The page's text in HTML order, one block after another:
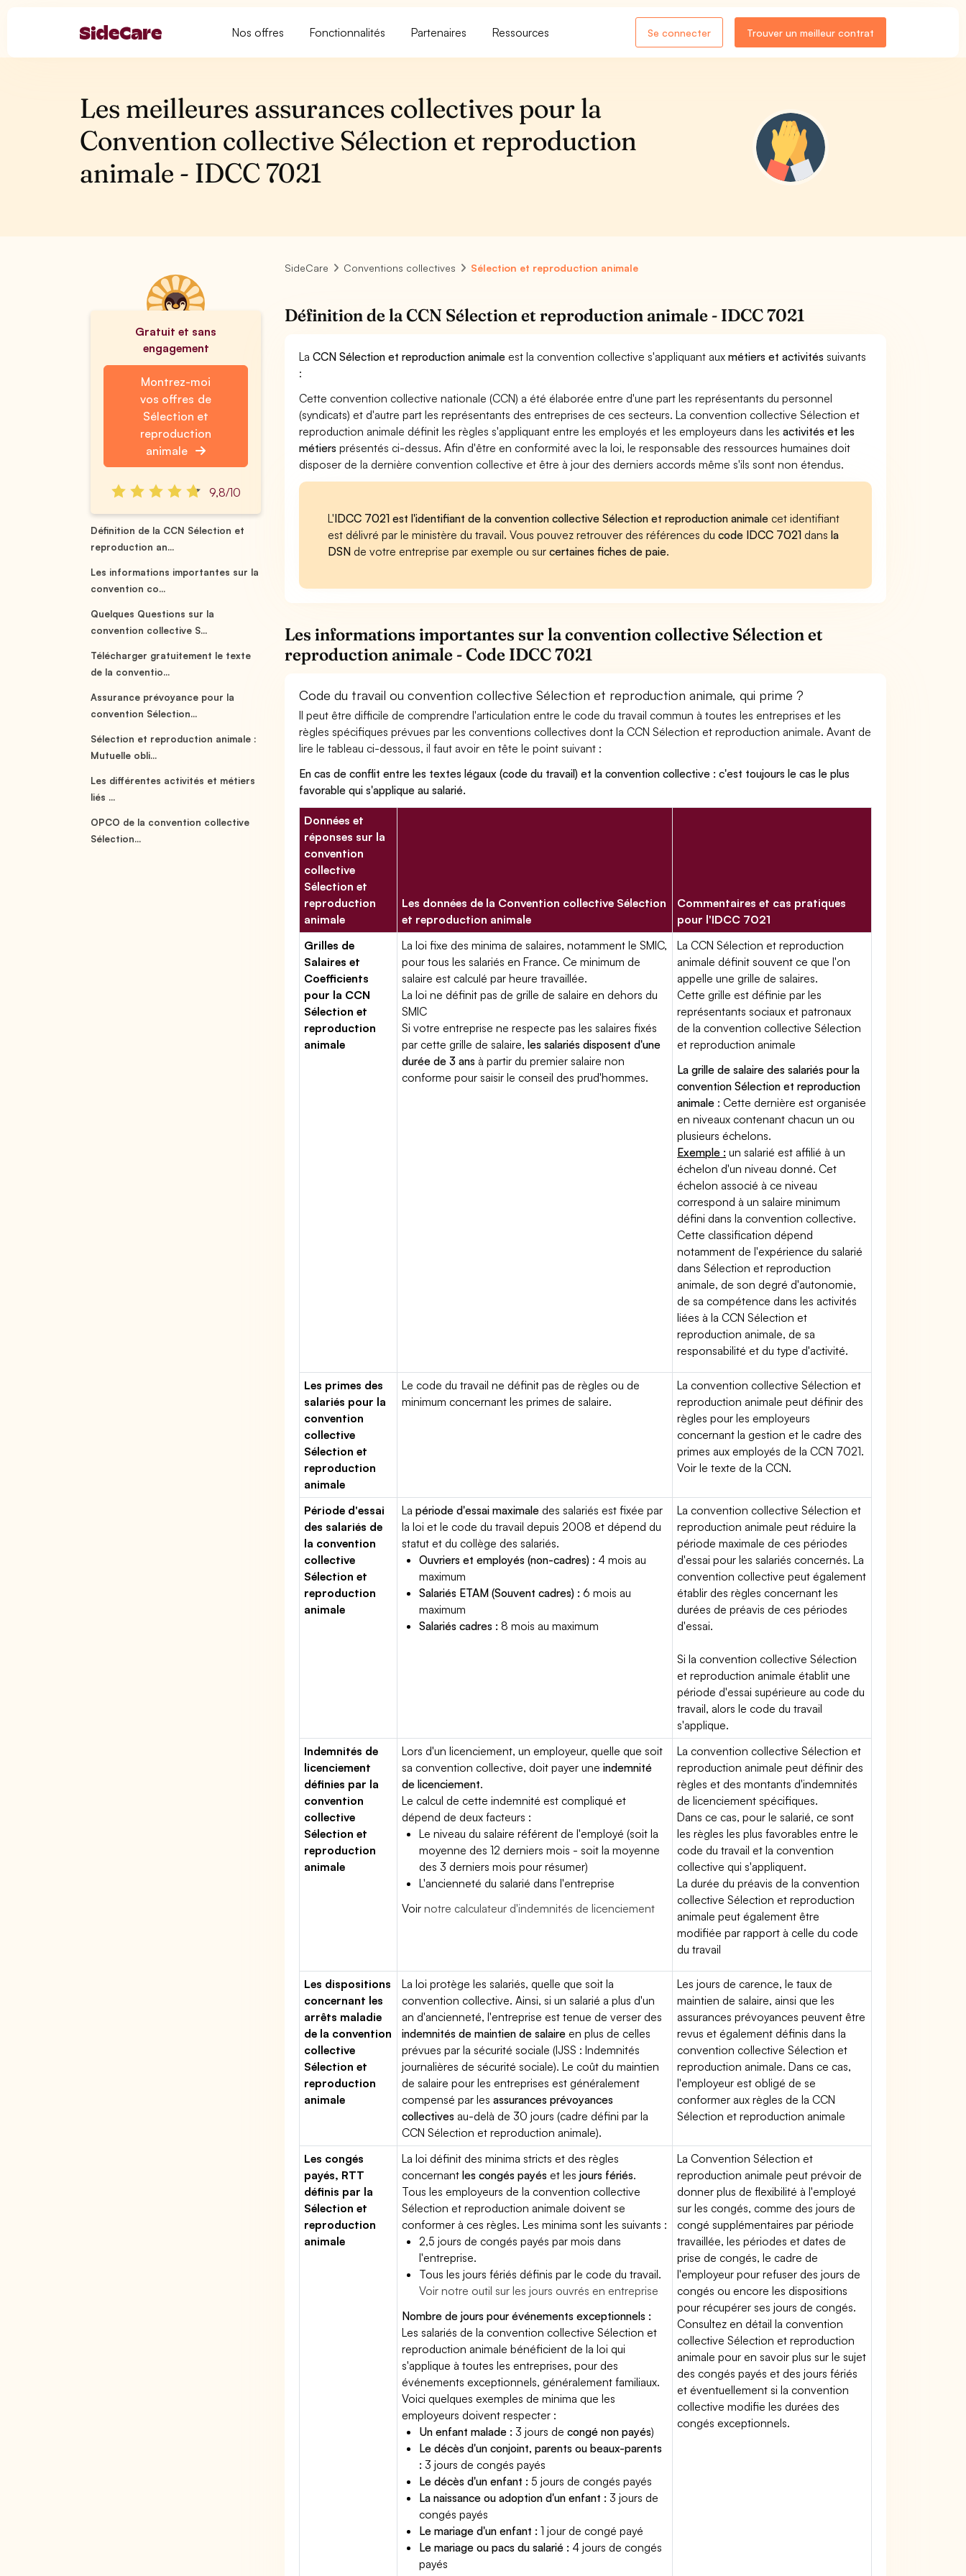
Nos offres Fonctionnalités Partenaires Ressources Se connecter Trouver un meilleur contrat
Les meilleures assurances collectives pour la
Convention collective Sélection et reproduction
animale - IDCC 7021
Gratuit et sans
engagement
Montrez-moi
vos offres de
Sélection et
reproduction
animale
9,8/10
Définition de la CCN Sélection et
reproduction an...
Les informations importantes sur la
convention co...
Quelques Questions sur la
convention collective S...
Télécharger gratuitement le texte
de la conventio...
Assurance prévoyance pour la
convention Sélection...
Sélection et reproduction animale :
Mutuelle obli...
Les différentes activités et métiers
liés ...
OPCO de la convention collective
Sélection...
SideCare Conventions collectives Sélection et reproduction animale
Définition de la CCN Sélection et reproduction animale - IDCC 7021
LaCCN Sélection et reproduction animale est la convention collective s'appliquant auxmétiers et activités suivants
:
Cette convention collective nationale (CCN) a été élaborée entre d'une part les représentants du personnel
(syndicats) et d'autre part les représentants des entreprises de ces secteurs. La convention collective Sélection et
reproduction animale définit les règles s'appliquant entre les employés et les employeurs dans lesactivités et les
métiers présentés ci-dessus. Afin d'être en conformité avec la loi, le responsable des ressources humaines doit
disposer de la dernière convention collective et être à jour des derniers accords même s'ils sont non étendus.
L'IDCC 7021 est l'identifiant de la convention collective Sélection et reproduction animale cet identifiant
est délivré par le ministère du travail. Vous pouvez retrouver des références ducode IDCC 7021 dansla
DSN de votre entreprise par exemple ou surcertaines fiches de paie.
Les informations importantes sur la convention collective Sélection et
reproduction animale - Code IDCC 7021
Code du travail ou convention collective Sélection et reproduction animale, qui prime ?
Il peut être difficile de comprendre l'articulation entre le code du travail commun à toutes les entreprises et les
règles spécifiques prévues par les conventions collectives dont la CCN Sélection et reproduction animale. Avant de
lire le tableau ci-dessous, il faut avoir en tête le point suivant :
En cas de conflit entre les textes légaux (code du travail) et la convention collective : c'est toujours le cas le plus
favorable qui s'applique au salarié.
Données et
réponses sur la
convention
collective
Sélection et
reproduction
animale
Les données de la Convention collective Sélection
et reproduction animale
Commentaires et cas pratiques
pour l'IDCC 7021
Grilles de
Salaires et
Coefficients
pour la CCN
Sélection et
reproduction
animale
La loi fixe des minima de salaires, notamment le SMIC,
pour tous les salariés en France. Ce minimum de
salaire est calculé par heure travaillée.
La loi ne définit pas de grille de salaire en dehors du
SMIC
Si votre entreprise ne respecte pas les salaires fixés
par cette grille de salaire,les salariés disposent d'une
durée de 3 ans à partir du premier salaire non
conforme pour saisir le conseil des prud'hommes.
La CCN Sélection et reproduction
animale définit souvent ce que l'on
appelle une grille de salaires.
Cette grille est définie par les
représentants sociaux et patronaux
de la convention collective Sélection
et reproduction animale
La grille de salaire des salariés pour la
convention Sélection et reproduction
animale : Cette dernière est organisée
en niveaux contenant chacun un ou
plusieurs échelons.
Exemple : un salarié est affilié à un
échelon d'un niveau donné. Cet
échelon associé à ce niveau
correspond à un salaire minimum
défini dans la convention collective.
Cette classification dépend
notamment de l'expérience du salarié
dans Sélection et reproduction
animale, de son degré d'autonomie,
de sa compétence dans les activités
liées à la CCN Sélection et
reproduction animale, de sa
responsabilité et du type d'activité.
Les primes des
salariés pour la
convention
collective
Sélection et
reproduction
animale
Le code du travail ne définit pas de règles ou de
minimum concernant les primes de salaire.
La convention collective Sélection et
reproduction animale peut définir des
règles pour les employeurs
concernant la gestion et le cadre des
primes aux employés de la CCN 7021.
Voir le texte de la CCN.
Période d'essai
des salariés de
la convention
collective
Sélection et
reproduction
animale
Lapériode d'essai maximale des salariés est fixée par
la loi et le code du travail depuis 2008 et dépend du
statut et du collège des salariés.
Ouvriers et employés (non-cadres) : 4 mois au
maximum
Salariés ETAM (Souvent cadres) : 6 mois au
maximum
Salariés cadres : 8 mois au maximum
La convention collective Sélection et
reproduction animale peut réduire la
période maximale de ces périodes
d'essai pour les salariés concernés. La
convention collective peut également
établir des règles concernant les
durées de préavis de ces périodes
d'essai.
Si la convention collective Sélection
et reproduction animale établit une
période d'essai supérieure au code du
travail, alors le code du travail
s'applique.
Indemnités de
licenciement
définies par la
convention
collective
Sélection et
reproduction
animale
Lors d'un licenciement, un employeur, quelle que soit
sa convention collective, doit payer uneindemnité
de licenciement.
Le calcul de cette indemnité est compliqué et
dépend de deux facteurs :
Le niveau du salaire référent de l'employé (soit la
moyenne des 12 derniers mois - soit la moyenne
des 3 derniers mois pour résumer)
L'ancienneté du salarié dans l'entreprise
Voirnotre calculateur d'indemnités de licenciement
La convention collective Sélection et
reproduction animale peut définir des
règles et des montants d'indemnités
de licenciement spécifiques.
Dans ce cas, pour le salarié, ce sont
les règles les plus favorables entre le
code du travail et la convention
collective qui s'appliquent.
La durée du préavis de la convention
collective Sélection et reproduction
animale peut également être
modifiée par rapport à celle du code
du travail
Les dispositions
concernant les
arrêts maladie
de la convention
collective
Sélection et
reproduction
animale
La loi protège les salariés, quelle que soit la
convention collective. Ainsi, si un salarié a plus d'un
an d'ancienneté, l'entreprise est tenue de verser des
indemnités de maintien de salaire en plus de celles
prévues par la sécurité sociale (IJSS : Indemnités
journalières de sécurité sociale). Le coût du maintien
de salaire pour les entreprises est généralement
compensé par lesassurances prévoyances
collectives au-delà de 30 jours (cadre défini par la
CCN Sélection et reproduction animale).
Les jours de carence, le taux de
maintien de salaire, ainsi que les
assurances prévoyances peuvent être
revus et également définis dans la
convention collective Sélection et
reproduction animale. Dans ce cas,
l'employeur est obligé de se
conformer aux règles de la CCN
Sélection et reproduction animale
Les congés
payés, RTT
définis par la
Sélection et
reproduction
animale
La loi définit des minima stricts et des règles
concernantles congés payés et lesjours fériés.
Tous les employeurs de la convention collective
Sélection et reproduction animale doivent se
conformer à ces règles. Les minima sont les suivants :
2,5 jours de congés payés par mois dans
l'entreprise.
Tous les jours fériés définis par le code du travail.
Voir notre outil sur les jours ouvrés en entreprise
Nombre de jours pour événements exceptionnels :
Les salariés de la convention collective Sélection et
reproduction animale bénéficient de la loi qui
s'applique à toutes les entreprises, pour des
événements exceptionnels, généralement familiaux.
Voici quelques exemples de minima que les
employeurs doivent respecter :
Un enfant malade : 3 jours decongé non payés)
Le décès d'un conjoint, parents ou beaux-parents
: 3 jours de congés payés
Le décès d'un enfant : 5 jours de congés payés
La naissance ou adoption d'un enfant : 3 jours de
congés payés
Le mariage d'un enfant : 1 jour de congé payé
Le mariage ou pacs du salarié : 4 jours de congés
payés
La Convention Sélection et
reproduction animale peut prévoir de
donner plus de flexibilité à l'employé
sur les congés, comme des jours de
congé supplémentaires par période
travaillée, les périodes et dates de
prise de congés, le cadre de
l'employeur pour refuser des jours de
congés ou encore les dispositions
pour récupérer ses jours de congés.
Consultez en détail la convention
collective Sélection et reproduction
animale pour en savoir plus sur le sujet
des congés payés et des jours fériés
et éventuellement si la convention
collective modifie les durées des
congés exceptionnels.